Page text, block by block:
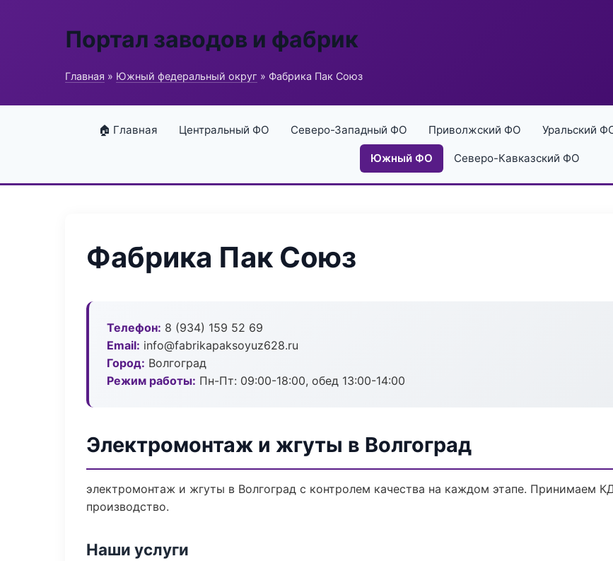
Портал заводов и фабрик
Главная » Южный федеральный округ » Фабрика Пак Союз
🏠 Главная Центральный ФО Северо-Западный ФО Приволжский ФО Уральский
Южный ФО Северо-Кавказский ФО
Фабрика Пак Союз
Телефон: 8 (934) 159 52 69
Email: info@fabrikapaksoyuz628.ru
Город: Волгоград
Режим работы: Пн-Пт: 09:00-18:00, обед 13:00-14:00
Электромонтаж и жгуты в Волгоград
электромонтаж и жгуты в Волгоград с контролем качества на каждом этапе. Принимаем
производство.
Наши услуги